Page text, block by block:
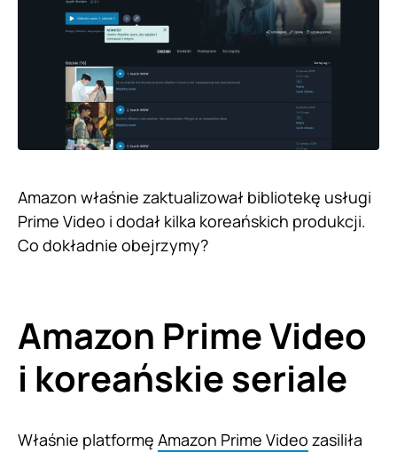
Amazon właśnie zaktualizował bibliotekę usługi
Prime Video i dodał kilka koreańskich produkcji.
Co dokładnie obejrzymy?
Amazon Prime Video
i koreańskie seriale
Właśnie platformę Amazon Prime Video zasiliła